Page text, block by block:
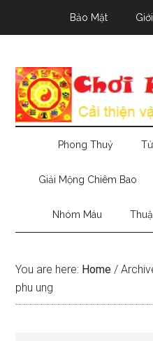
Bảo Mật
Phong Thuỷ
Giải Mộng Chiêm Bao
Nhóm Máu
You are here: Home /
phu ung